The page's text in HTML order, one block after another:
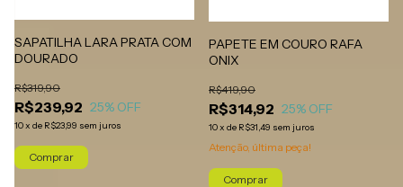
SAPATILHA LARA PRATA COM
DOURADO
R$239,92
R$319,90
25% OFF
10x de R$23,99 sem juros
Comprar
PAPETE EM COURO RAFA
ONIX
R$314,92
R$419,90
25% OFF
10x de R$31,49 sem juros
Atenção, última peça!
Comprar